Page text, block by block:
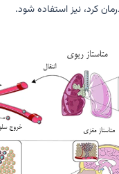
کرد، نیز استفاده شود.